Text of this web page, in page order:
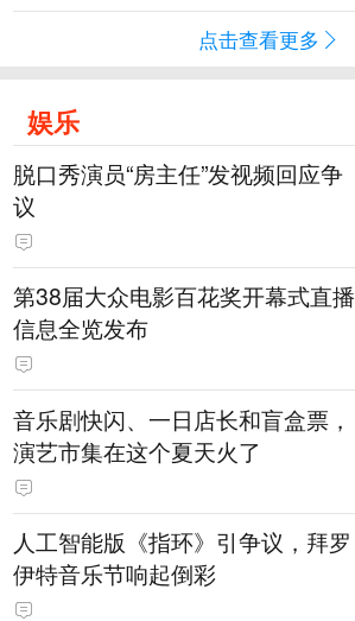
点击查看更多
娱乐
脱口秀演员“房主任”发视频回应争
议
第38届大众电影百花奖开幕式直播
信息全览发布
音乐剧快闪、一日店长和盲盒票，
演艺市集在这个夏天火了
人工智能版《指环》引争议，拜罗
伊特音乐节响起倒彩